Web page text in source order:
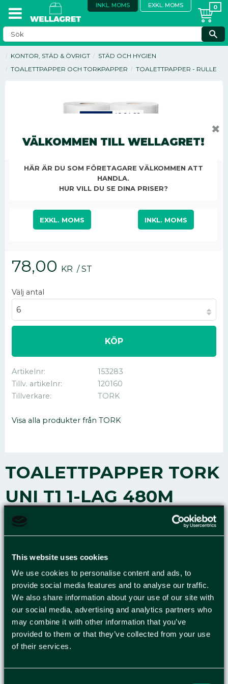
This website uses cookies
We use cookies to personalise content and ads, to
provide social media features and to analyse our traffic.
We also share information about your use of our site with
our social media, advertising and analytics partners who
may combine it with other information that you’ve
provided to them or that they’ve collected from your use
of their services.
INKL. MOMS EXKL. MOMS
KONTOR, STÄD & ÖVRIGT
STÄD OCH HYGIEN
TOALETTPAPPER OCH TORKPAPPER
TOALETTPAPPER - RULLE
78,00 KR /ST
Välj antal
KÖP
Artikelnr
153283
Tillv. artikelnr
120160
Tillverkare
TORK
Visa alla produkter från TORK
TOALETTPAPPER TORK
UNI T1 1-LAG 480M
Toalettpappret Tork Universal Jumbo T1 är ett
utmärkt och praktiskt val för offentliga toaletter
Universal Jumbo T1 är tillverkat av 100 %
återvunnet material och lämpar sig för offentliga
toaletter med hög genomströmning, till exempel
flygplatser, restauranger och offentliga toaletter.
1-lagers rullar är kostnadseffektiva,
miljövänligarea och kompatibla med de flesta
toalettpappersdispensrarna. Det är ett utmärkt
val eftersom de uppfyller standarderna för
VÄLKOMMEN TILL WELLAGRET!
HÄR ÄR DU SOM FÖRETAGARE VÄLKOMMEN ATT
HANDLA.
HUR VILL DU SE DINA PRISER?
EXKL. MOMS INKL. MOMS
✖